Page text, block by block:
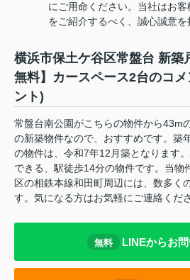
にご用命ください。当社はお
をご紹介するべく、誠心誠意を
横浜市保土ケ谷区常盤台 新築
無料】カースペース2台のコ
ント)
常盤台南公園がこちらの物件から43m
の新築物件なので、おすすめです。築
の物件は、令和7年12月築となります
できる、駅徒歩14分の物件です。当物
区の相鉄本線和田町周辺には、数多く
す。気になる方はお気軽にご連絡くださ
無料 LINEからお